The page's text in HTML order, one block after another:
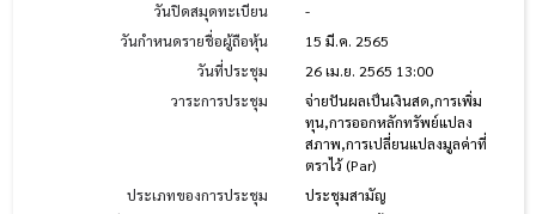
วันปิดสมุดทะเบียน
-
วันกำหนดรายชื่อผู้ถือหุ้น
15 มี.ค. 2565
วันที่ประชุม
26 เม.ย. 2565 13:00
วาระการประชุม
จ่ายปันผลเป็นเงินสด,การเพิ่ม
ทุน,การออกหลักทรัพย์แปลง
สภาพ,การเปลี่ยนแปลงมูลค่าที่
ตราไว้ (Par)
ประเภทของการประชุม
ประชุมสามัญ